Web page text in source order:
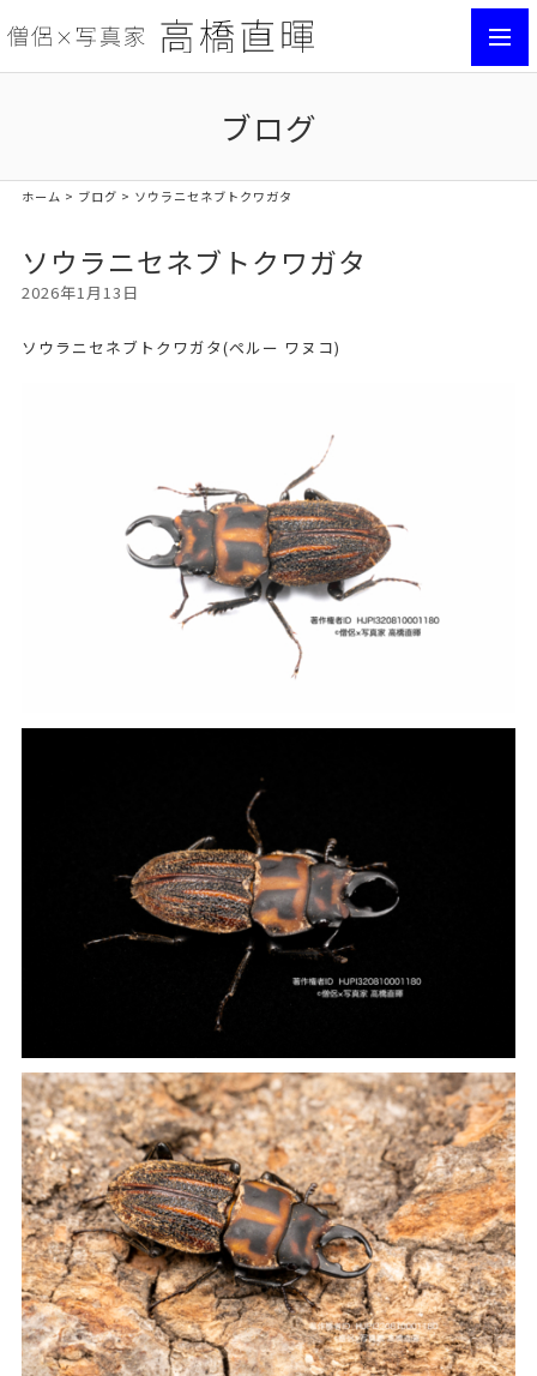
ブログ
ホーム > ブログ > ソウラニセネブトクワガタ
ソウラニセネブトクワガタ
2026年1月13日
ソウラニセネブトクワガタ(ペルー ワヌコ)